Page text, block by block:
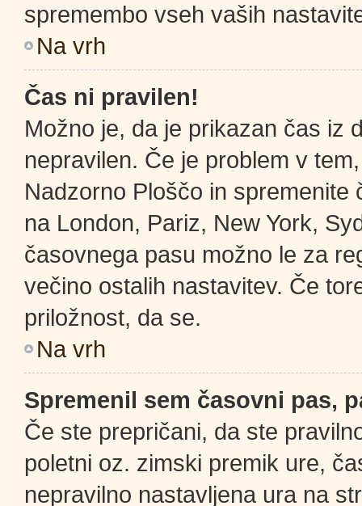
spremembo vseh vaših
Na vrh
Čas ni pravilen!
Možno je, da je prikazan čas iz
nepravilen. Če je problem v
Nadzorno Ploščo in
na London, Pariz, New York,
časovnega pasu možno le za
večino ostalih nastavitev. Če
priložnost, da se.
Na vrh
Spremenil sem časovni pas,
Če ste prepričani, da ste
poletni oz. zimski premik ure,
nepravilno nastavljena ura na